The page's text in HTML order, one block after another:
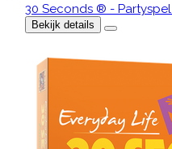
30 Seconds ® - Partyspel
Bekijk details